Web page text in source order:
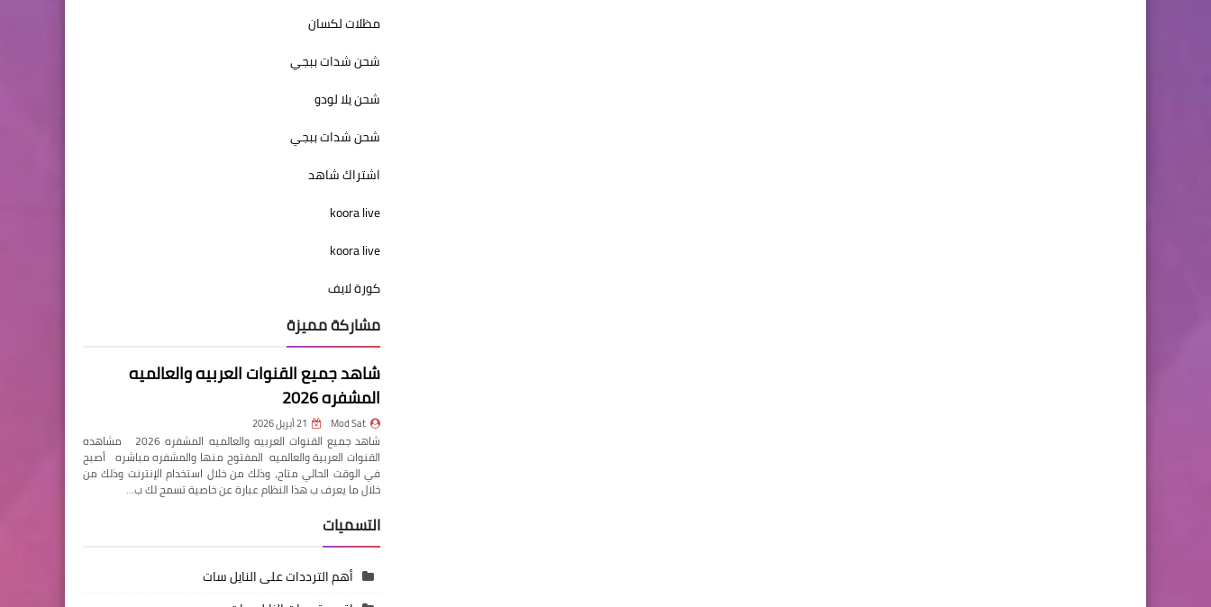
مظلات لكسان
شحن شدات ببجي
شحن يلا لودو
شحن شدات ببجي
اشتراك شاهد
koora live
koora live
كورة لايف
مشاركة مميزة
شاهد جميع القنوات العربيه والعالميه
المشفره 2026
Mod Sat 21 أبريل 2026
شاهد جميع القنوات العربيه والعالميه المشفره 2026 مشاهده
القنوات العربية والعالميه المفتوح منها والمشفره مباشره أصبح
في الوقت الحالي متاح، وذلك من خلال استخدام الإنترنت وذلك من
خلال ما يعرف ب هذا النظام عبارة عن خاصية تسمح لك ب…
التسميات
أهم الترددات على النايل سات